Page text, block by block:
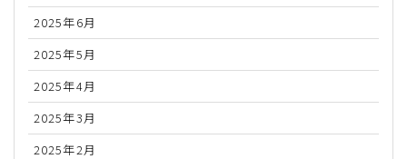
2025年6月
2025年5月
2025年4月
2025年3月
2025年2月